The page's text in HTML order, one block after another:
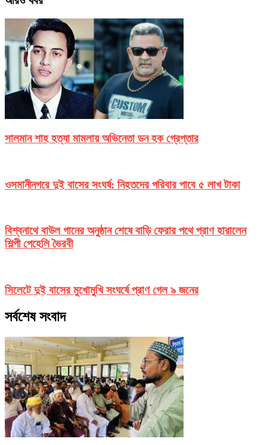
সালমান শাহ হত্যা মামলায় অভিনেতা ডন হক গ্রেপ্তার
ওসমানীনগরে দুই বাসের সংঘর্ষ: নিহতদের পরিবার পাবে ৫ লাখ টাকা
বিশ্বনাথে বাউল গানের অনুষ্ঠান শেষে বাড়ি ফেরার পথে প্রাণ হারালেন
শিল্পী পেহেলি ভৈরবী
সিলেটে দুই বাসের মুখোমুখি সংঘর্ষে প্রাণ গেল ৯ জনের
সর্বশেষ সংবাদ